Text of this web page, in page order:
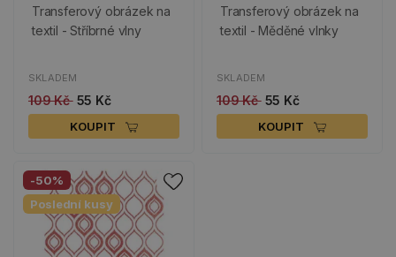
Transferový obrázek na
textil - Stříbrné vlny
SKLADEM
109 Kč 55 Kč
KOUPIT
Transferový obrázek na
textil - Měděné vlnky
SKLADEM
109 Kč 55 Kč
KOUPIT
-50%
Poslední kusy